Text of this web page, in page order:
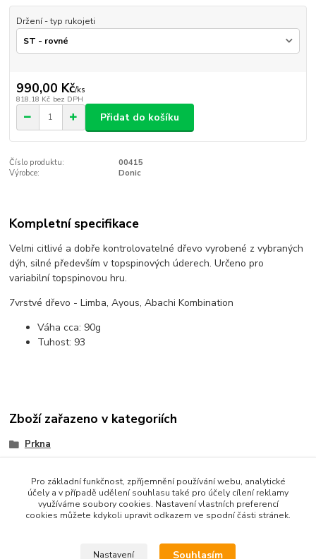
Držení - typ rukojeti
990,00 Kč/ks
818,18 Kč bez DPH
Přidat do košíku
Číslo produktu:
00415
Výrobce:
Donic
Kompletní specifikace
Velmi citlivé a dobře kontrolovatelné dřevo vyrobené z vybraných
dýh, silné především v topspinových úderech. Určeno pro
variabilní topspinovou hru.
7vrstvé dřevo - Limba, Ayous, Abachi Kombination
Váha cca: 90g
Tuhost: 93
Zboží zařazeno v kategoriích
Prkna
Pro základní funkčnost, zpříjemnění používání webu, analytické
účely a v případě udělení souhlasu také pro účely cílení reklamy
využíváme soubory cookies. Nastavení vlastních preferencí
cookies můžete kdykoli upravit odkazem ve spodní části stránek.
Nastavení Souhlasím